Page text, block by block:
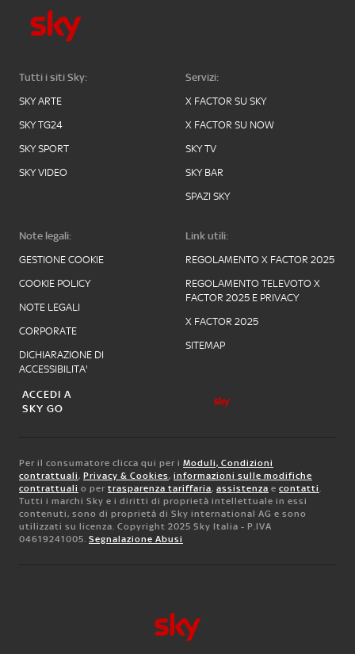
Tutti i siti Sky:
SKY ARTE
SKY TG24
SKY SPORT
SKY VIDEO
Servizi:
X FACTOR SU SKY
X FACTOR SU NOW
SKY TV
SKY BAR
SPAZI SKY
Note legali:
GESTIONE COOKIE
COOKIE POLICY
NOTE LEGALI
CORPORATE
DICHIARAZIONE DI
ACCESSIBILITA'
Link utili:
REGOLAMENTO X FACTOR 2025
REGOLAMENTO TELEVOTO X
FACTOR 2025 E PRIVACY
X FACTOR 2025
SITEMAP
ACCEDI A
SKY GO
Per il consumatore clicca qui per i Moduli, Condizioni
contrattuali, Privacy & Cookies, informazioni sulle modifiche
contrattuali o per trasparenza tariffaria, assistenza e contatti.
Tutti i marchi Sky e i diritti di proprietà intellettuale in essi
contenuti, sono di proprietà di Sky international AG e sono
utilizzati su licenza. Copyright 2025 Sky Italia - P.IVA
04619241005. Segnalazione Abusi